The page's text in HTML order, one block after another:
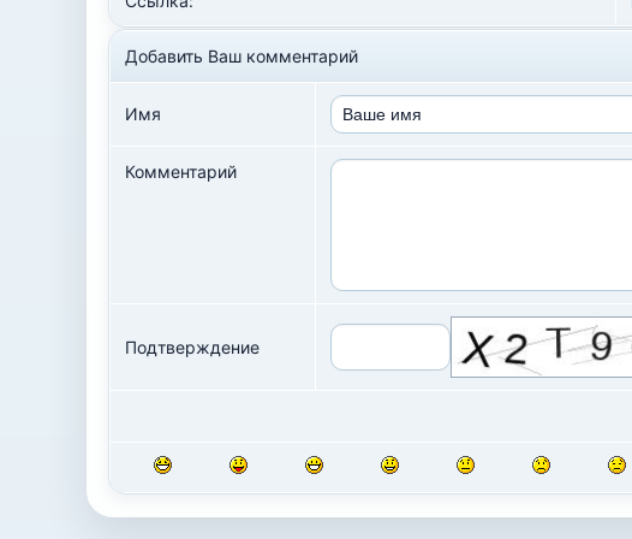
Добавить Ваш комментарий
Имя
Комментарий
Подтверждение